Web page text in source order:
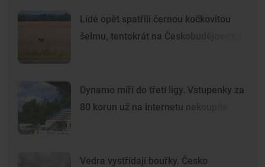
Lidé opět spatřili černou kočkovitou
šelmu, tentokrát na Českobudějovicku
Dynamo míří do třetí ligy. Vstupenky za
80 korun už na internetu nekoupíte
Vedra vystřídají bouřky. Česko